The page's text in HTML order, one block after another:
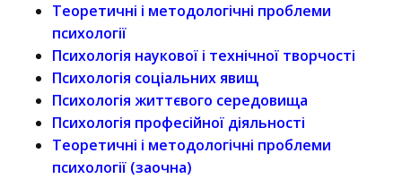
Теоретичні і методологічні проблеми
психології
Психологія наукової і технічної творчості
Психологія соціальних явищ
Психологія життєвого середовища
Психологія професійної діяльності
Теоретичні і методологічні проблеми
психології (заочна)